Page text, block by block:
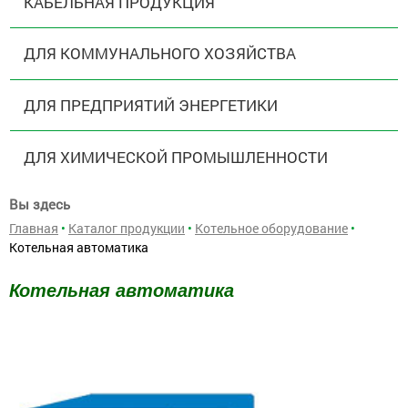
ДЛЯ КОММУНАЛЬНОГО ХОЗЯЙСТВА
ДЛЯ ПРЕДПРИЯТИЙ ЭНЕРГЕТИКИ
ДЛЯ ХИМИЧЕСКОЙ ПРОМЫШЛЕННОСТИ
Вы здесь
Главная • Каталог продукции • Котельное оборудование •
Котельная автоматика
Котельная автоматика